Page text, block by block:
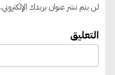
لن يتم نشر عنوان بريدك الإلكتروني.
التعليق
لمدينتي
لتعزيز